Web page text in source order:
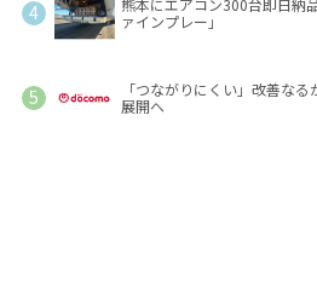
熊本にエアコン300台即日納
ァインプレー」
「つながりにくい」改善な
展開へ